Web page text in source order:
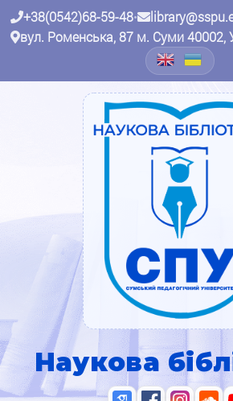
+38(0542)68-59-48•
вул. Роменська, 87 м. Суми 40002,
Наукова